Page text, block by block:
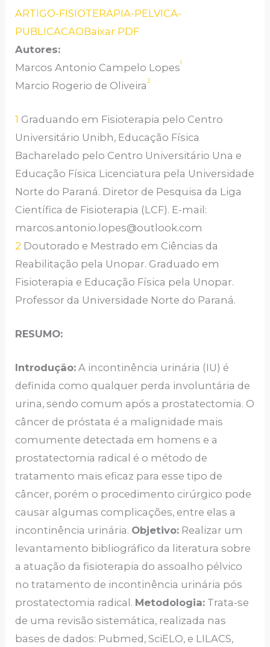
ARTIGO-FISIOTERAPIA-PELVICA-
PUBLICACAOBaixar PDF
Autores:
Marcos Antonio Campelo Lopes1
Marcio Rogerio de Oliveira2
1 Graduando em Fisioterapia pelo Centro
Universitário Unibh, Educação Física
Bacharelado pelo Centro Universitário Una e
Educação Física Licenciatura pela Universidade
Norte do Paraná. Diretor de Pesquisa da Liga
Científica de Fisioterapia (LCF). E-mail:
marcos.antonio.lopes@outlook.com
2 Doutorado e Mestrado em Ciências da
Reabilitação pela Unopar. Graduado em
Fisioterapia e Educação Física pela Unopar.
Professor da Universidade Norte do Paraná.
RESUMO:
Introdução: A incontinência urinária (IU) é
definida como qualquer perda involuntária de
urina, sendo comum após a prostatectomia. O
câncer de próstata é a malignidade mais
comumente detectada em homens e a
prostatectomia radical é o método de
tratamento mais eficaz para esse tipo de
câncer, porém o procedimento cirúrgico pode
causar algumas complicações, entre elas a
incontinência urinária. Objetivo: Realizar um
levantamento bibliográfico da literatura sobre
a atuação da fisioterapia do assoalho pélvico
no tratamento de incontinência urinária pós
prostatectomia radical. Metodologia: Trata-se
de uma revisão sistemática, realizada nas
bases de dados: Pubmed, SciELO, e LILACS,